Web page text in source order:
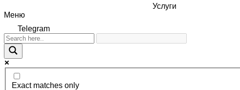
Услуги
Меню
Telegram
Exact matches only